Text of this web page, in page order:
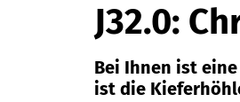
J32.0:
Bei Ihnen ist
ist die